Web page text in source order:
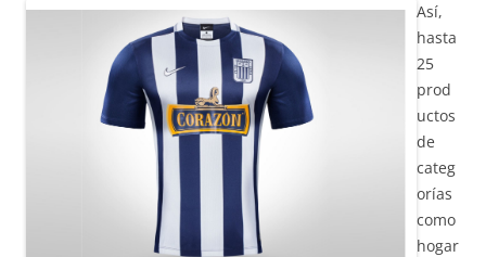
Así,
hasta
25
prod
uctos
de
categ
orías
como
hogar